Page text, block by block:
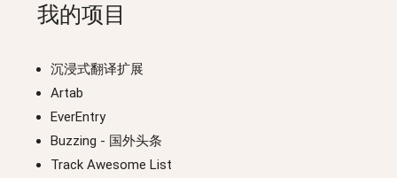
我的项目
沉浸式翻译扩展
Artab
EverEntry
Buzzing - 国外头条
Track Awesome List